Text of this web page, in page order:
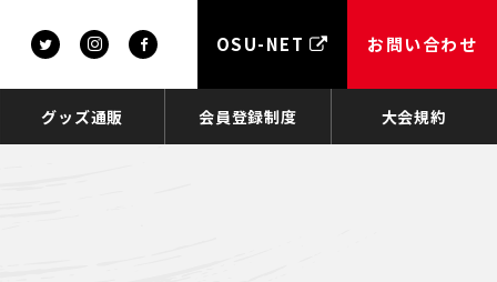
OSU-NET お問い合わせ
グッズ通販 会員登録制度 大会規約